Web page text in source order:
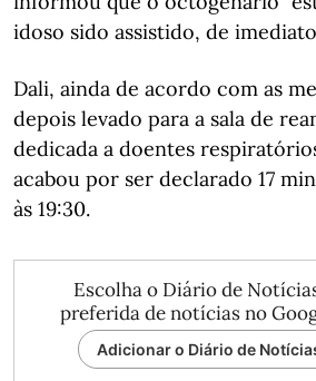
idoso sido assistido, de
Dali, ainda de acordo com as
depois levado para a sala de
dedicada a doentes
acabou por ser declarado 17
às 19:30.
Escolha o Diário de
preferida de notícias no
Adicionar o Diário de